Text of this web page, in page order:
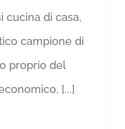
cucina di casa,
campione di
proprio del
[...]